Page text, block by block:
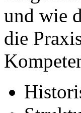
und wie
die